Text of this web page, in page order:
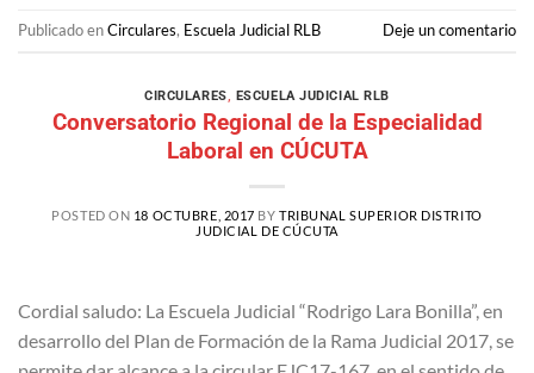
Publicado enCirculares, Escuela Judicial RLB Deje un comentario
CIRCULARES, ESCUELA JUDICIAL RLB
Conversatorio Regional de la Especialidad
Laboral en CÚCUTA
POSTED ON 18 OCTUBRE, 2017 BYTRIBUNAL SUPERIOR DISTRITO
JUDICIAL DE CÚCUTA
Cordial saludo: La Escuela Judicial “Rodrigo Lara Bonilla”, en
desarrollo del Plan de Formación de la Rama Judicial 2017, se